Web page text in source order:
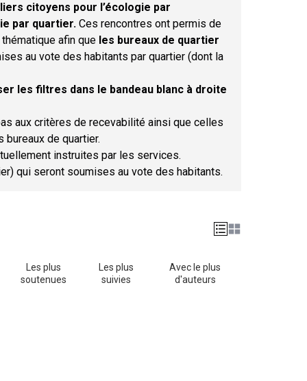
citoyens pour l’écologie par
par quartier. Ces rencontres ont permis de
afin que les bureaux de quartier
au vote des habitants par quartier (dont la
les filtres dans le bandeau blanc à droite
aux critères de recevabilité ainsi que celles
de quartier.
instruites par les services.
qui seront soumises au vote des habitants.
Les plus
soutenues
Les plus
suivies
Avec le plus
d'auteurs